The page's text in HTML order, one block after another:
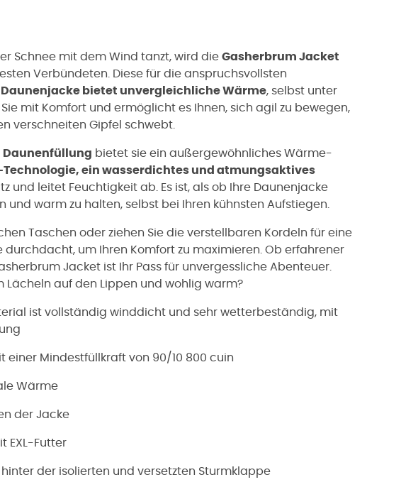
Schnee mit dem Wind tanzt, wird die Gasherbrum Jacket
Verbündeten. Diese für die anspruchsvollsten
bietet unvergleichliche Wärme, selbst unter
mit Komfort und ermöglicht es Ihnen, sich agil zu bewegen,
verschneiten Gipfel schwebt.
Daunenfüllung bietet sie ein außergewöhnliches Wärme-
Technologie, ein wasserdichtes und atmungsaktives
und leitet Feuchtigkeit ab. Es ist, als ob Ihre Daunenjacke
warm zu halten, selbst bei Ihren kühnsten Aufstiegen.
Taschen oder ziehen Sie die verstellbaren Kordeln für eine
durchdacht, um Ihren Komfort zu maximieren. Ob erfahrener
Jacket ist Ihr Pass für unvergessliche Abenteuer.
Lächeln auf den Lippen und wohlig warm?
ist vollständig winddicht und sehr wetterbeständig, mit
einer Mindestfüllkraft von 90/10 800 cuin
Wärme
der Jacke
EXL-Futter
hinter der isolierten und versetzten Sturmklappe